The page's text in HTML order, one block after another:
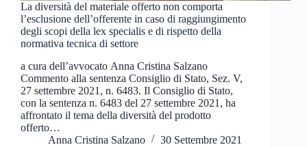
La diversità del materiale offerto non comporta
l’esclusione dell’offerente in caso di raggiungimento
degli scopi della lex specialis e di rispetto della
normativa tecnica di settore
a cura dell’avvocato Anna Cristina Salzano
Commento alla sentenza Consiglio di Stato, Sez. V,
27 settembre 2021, n. 6483. Il Consiglio di Stato,
con la sentenza n. 6483 del 27 settembre 2021, ha
affrontato il tema della diversità del prodotto
offerto…
Anna Cristina Salzano
30 Settembre 2021